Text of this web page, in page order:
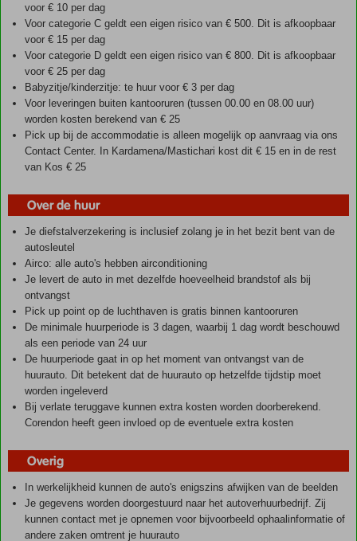
voor € 10 per dag
Voor categorie C geldt een eigen risico van € 500. Dit is afkoopbaar
voor € 15 per dag
Voor categorie D geldt een eigen risico van € 800. Dit is afkoopbaar
voor € 25 per dag
Babyzitje/kinderzitje: te huur voor € 3 per dag
Voor leveringen buiten kantooruren (tussen 00.00 en 08.00 uur)
worden kosten berekend van € 25
Pick up bij de accommodatie is alleen mogelijk op aanvraag via ons
Contact Center. In Kardamena/Mastichari kost dit € 15 en in de rest
van Kos € 25
Over de huur
Je diefstalverzekering is inclusief zolang je in het bezit bent van de
autosleutel
Airco: alle auto's hebben airconditioning
Je levert de auto in met dezelfde hoeveelheid brandstof als bij
ontvangst
Pick up point op de luchthaven is gratis binnen kantooruren
De minimale huurperiode is 3 dagen, waarbij 1 dag wordt beschouwd
als een periode van 24 uur
De huurperiode gaat in op het moment van ontvangst van de
huurauto. Dit betekent dat de huurauto op hetzelfde tijdstip moet
worden ingeleverd
Bij verlate teruggave kunnen extra kosten worden doorberekend.
Corendon heeft geen invloed op de eventuele extra kosten
Overig
In werkelijkheid kunnen de auto's enigszins afwijken van de beelden
Je gegevens worden doorgestuurd naar het autoverhuurbedrijf. Zij
kunnen contact met je opnemen voor bijvoorbeeld ophaalinformatie of
andere zaken omtrent je huurauto